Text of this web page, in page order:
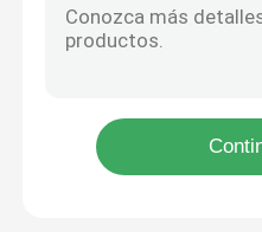
Incoloy 800HT